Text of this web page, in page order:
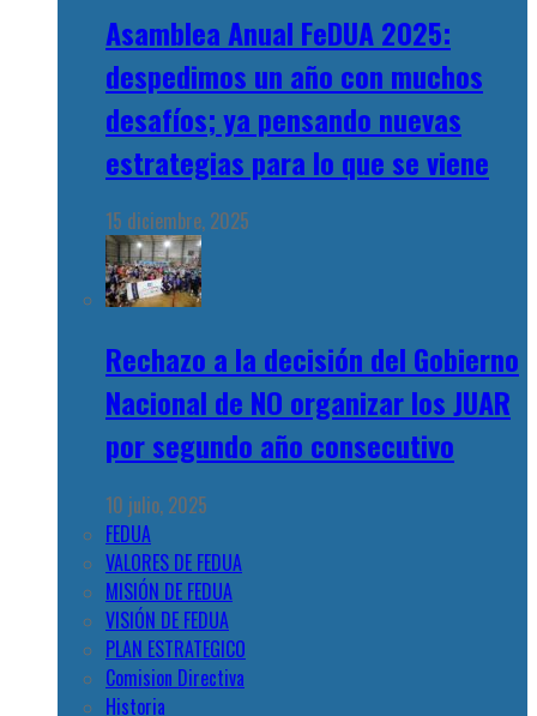
Asamblea Anual FeDUA 2025:
despedimos un año con muchos
desafíos; ya pensando nuevas
estrategias para lo que se viene
15 diciembre, 2025
Rechazo a la decisión del Gobierno
Nacional de NO organizar los JUAR
por segundo año consecutivo
10 julio, 2025
FEDUA
VALORES DE FEDUA
MISIÓN DE FEDUA
VISIÓN DE FEDUA
PLAN ESTRATEGICO
Comision Directiva
Historia